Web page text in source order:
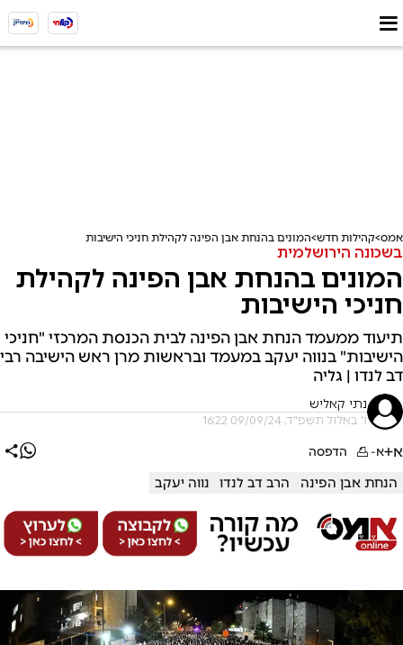
אמס קהילות חדש המונים בהנחת אבן הפינה לקהילת חניכי הישיבות
בשכונה הירושלמית
המונים בהנחת אבן הפינה לקהילת
חניכי הישיבות
תיעוד ממעמד הנחת אבן הפינה לבית הכנסת המרכזי "חניכי
הישיבות" בנווה יעקב במעמד ובראשות מרן ראש הישיבה רבי
דב לנדו | גליה
נתי קאליש
ו' באלול תשפ"ד, 09/09/24 16:22
א+א- הדפסה
הנחת אבן הפינה הרב דב לנדו נווה יעקב